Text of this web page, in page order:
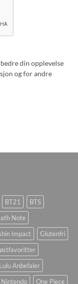
din opplevelse
og for andre
BT21
BTS
Note
Impact
Glutenfri
Lulu Anbefaler
Nintendo
One Piece